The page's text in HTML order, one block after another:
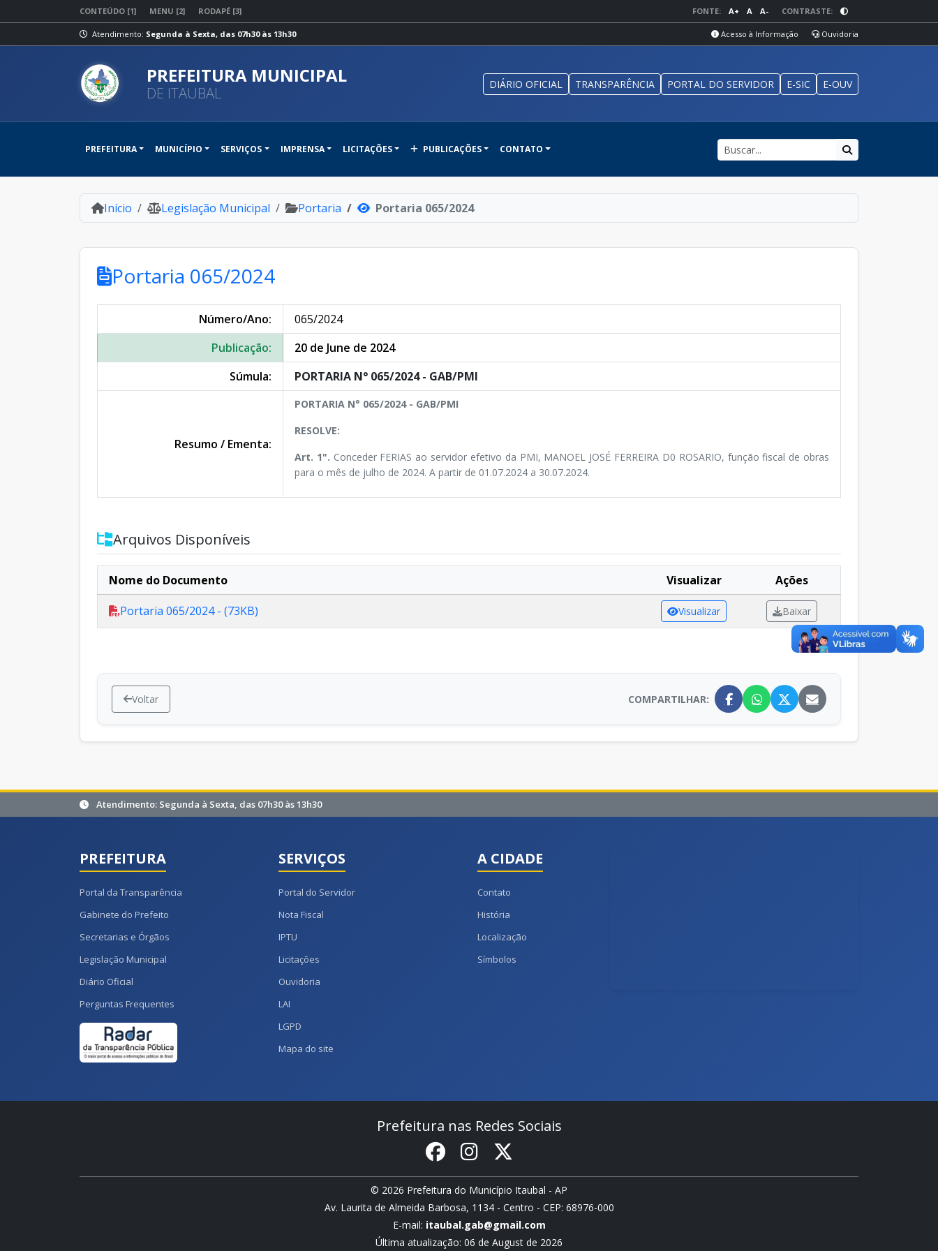
CONTEÚDO [1] MENU [2] RODAPÉ [3] FONTE: A+ A A- CONTRASTE:
Atendimento: Segunda à Sexta, das 07h30 às 13h30 Acesso à Informação Ouvidoria
PREFEITURA MUNICIPAL
DE ITAUBAL DIÁRIO OFICIAL TRANSPARÊNCIA PORTAL DO SERVIDOR E-SIC E-OUV
PREFEITURA MUNICÍPIO SERVIÇOS IMPRENSA LICITAÇÕES PUBLICAÇÕES CONTATO
Início Legislação Municipal Portaria Portaria 065/2024
Portaria 065/2024
Número/Ano:
065/2024
Publicação:
20 de June de 2024
Súmula:
PORTARIA N° 065/2024 - GAB/PMI
Resumo / Ementa:
PORTARIA N° 065/2024 - GAB/PMI
RESOLVE:
Art. 1". Conceder FERIAS ao servidor efetivo da PMI, MANOEL JOSÉ FERREIRA D0 ROSARIO, função fiscal de obras
para o mês de julho de 2024. A partir de 01.07.2024 a 30.07.2024.
Arquivos Disponíveis
Nome do Documento Visualizar
Ações
Portaria 065/2024 - (73KB)
Visualizar Baixar
Voltar COMPARTILHAR:
Atendimento: Segunda à Sexta, das 07h30 às 13h30
PREFEITURA
Portal da Transparência
Gabinete do Prefeito
Secretarias e Órgãos
Legislação Municipal
Diário Oficial
Perguntas Frequentes
SERVIÇOS
Portal do Servidor
Nota Fiscal
IPTU
Licitações
Ouvidoria
LAI
LGPD
Mapa do site
A CIDADE
Contato
História
Localização
Símbolos
Prefeitura nas Redes Sociais
© 2026 Prefeitura do Município Itaubal - AP
Av. Laurita de Almeida Barbosa, 1134 - Centro - CEP: 68976-000
E-mail: itaubal.gab@gmail.com
Última atualização: 06 de August de 2026